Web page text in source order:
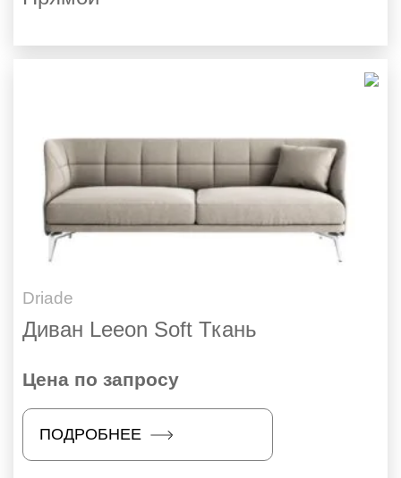
Driade
Диван Leeon Soft Ткань
Цена по запросу
ПОДРОБНЕЕ